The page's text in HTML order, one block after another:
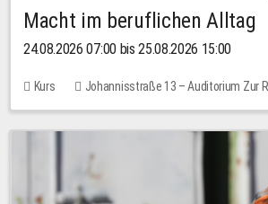
Macht im beruflichen Alltag
24.08.2026 07:00 bis 25.08.2026 15:00
Kurs
Johannisstraße 13 – Auditorium Zur
Keine freien Plätze